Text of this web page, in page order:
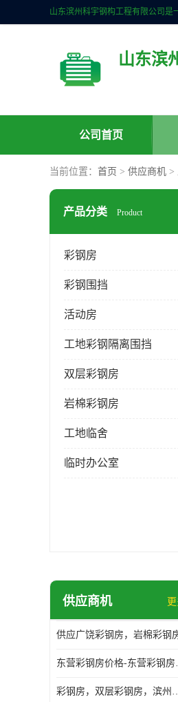
山东滨
公司首页
当前位置： 首页 > 供应商机 >
产品分类 Product
彩钢房
彩钢围挡
活动房
工地彩钢隔离围挡
双层彩钢房
岩棉彩钢房
工地临舍
临时办公室
供应商机
供应广饶彩钢房，岩棉彩钢
东营彩
彩钢房，双层彩钢房，滨